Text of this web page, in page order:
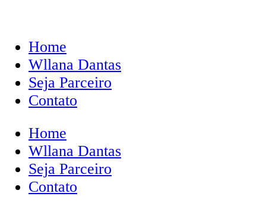
Home
Wllana Dantas
Seja Parceiro
Contato
Home
Wllana Dantas
Seja Parceiro
Contato